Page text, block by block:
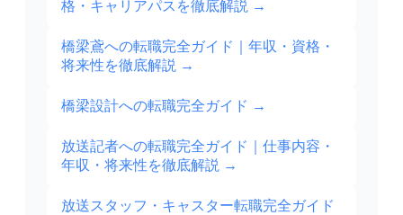
格・キャリアパスを徹底解説 →
橋梁鳶への転職完全ガイド｜年収・資格・
将来性を徹底解説 →
橋梁設計への転職完全ガイド →
放送記者への転職完全ガイド｜仕事内容・
年収・将来性を徹底解説 →
放送スタッフ・キャスター転職完全ガイド